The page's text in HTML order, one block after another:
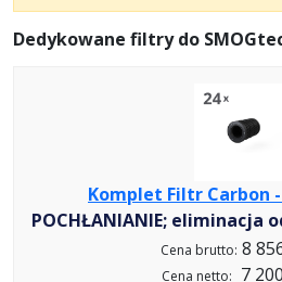
e
Dedykowane filtry do
Komplet Filtr Carbon
POCHŁANIANIE; eliminacja
Cena brutto: 8
Cena netto: 7